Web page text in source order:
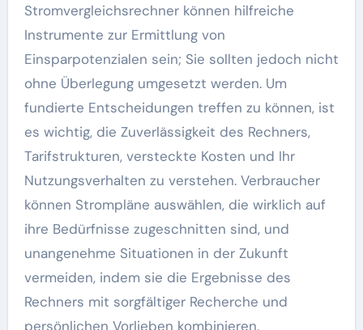
Stromvergleichsrechner können hilfreiche
Instrumente zur Ermittlung von
Einsparpotenzialen sein; Sie sollten jedoch nicht
ohne Überlegung umgesetzt werden. Um
fundierte Entscheidungen treffen zu können, ist
es wichtig, die Zuverlässigkeit des Rechners,
Tarifstrukturen, versteckte Kosten und Ihr
Nutzungsverhalten zu verstehen. Verbraucher
können Strompläne auswählen, die wirklich auf
ihre Bedürfnisse zugeschnitten sind, und
unangenehme Situationen in der Zukunft
vermeiden, indem sie die Ergebnisse des
Rechners mit sorgfältiger Recherche und
persönlichen Vorlieben kombinieren.